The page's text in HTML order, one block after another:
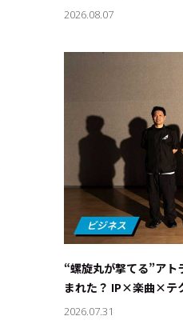
2026.08.07
“螺旋丸が撃てる”アト
まれた？ IP×楽曲×テ
2026.07.31